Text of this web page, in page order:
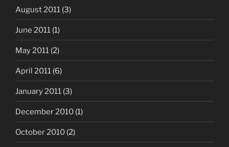
August 2011 (3)
June 2011 (1)
May 2011 (2)
April 2011 (6)
January 2011 (3)
December 2010 (1)
October 2010 (2)